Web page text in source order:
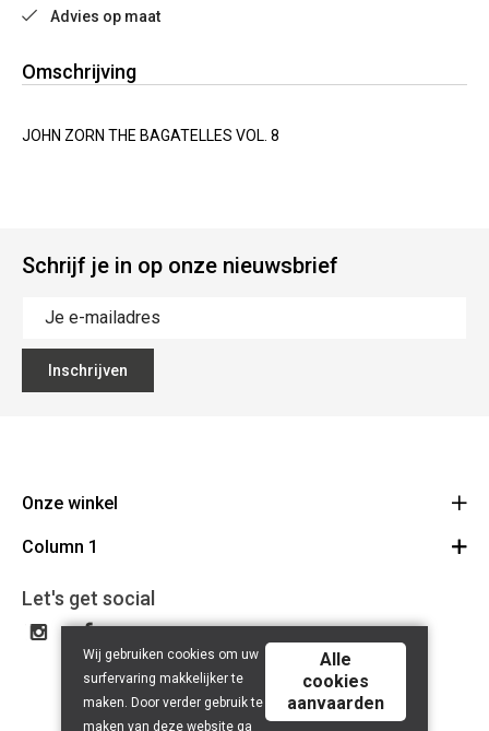
Advies op maat
Omschrijving
JOHN ZORN THE BAGATELLES VOL. 8
Schrijf je in op onze nieuwsbrief
Inschrijven
Onze winkel
Mallebergplaats 13 - 8000 Brugge
050/33 25 75
BE 0648.822.409
Column 1
Cadeaubon
Let's get social
Wij gebruiken cookies om uw
surfervaring makkelijker te
maken. Door verder gebruik te
maken van deze website ga
Alle
cookies
aanvaarden